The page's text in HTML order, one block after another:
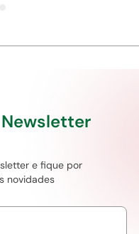
e fique por
novidades